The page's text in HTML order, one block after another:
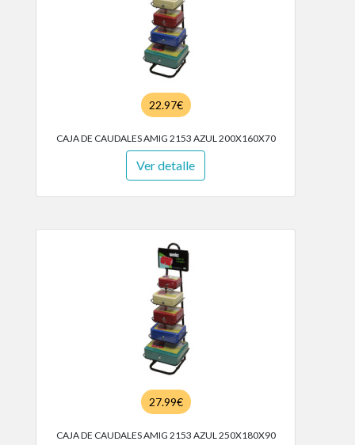
22.97€
CAJA DE CAUDALES AMIG 2153 AZUL 200X160X70
Ver detalle
27.99€
CAJA DE CAUDALES AMIG 2153 AZUL 250X180X90